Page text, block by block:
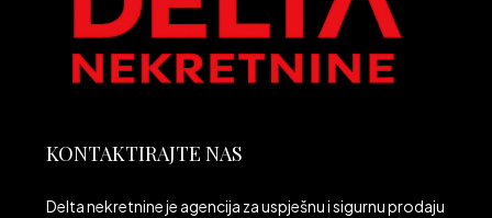
KONTAKTIRAJTE NAS
Delta nekretnine je agencija za uspješnu i sigurnu prodaju